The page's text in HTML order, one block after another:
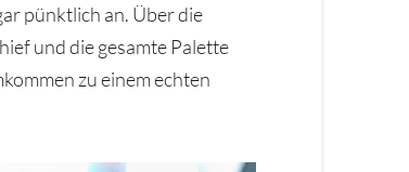
pünktlich an. Über die
und die gesamte Palette
zu einem echten